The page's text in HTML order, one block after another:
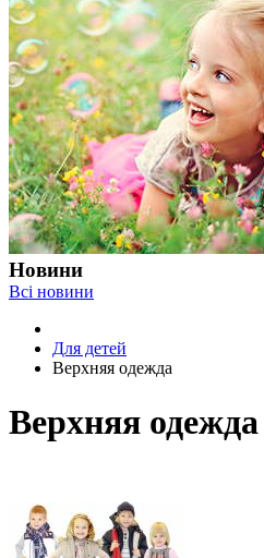
Новини
Всі новини
Для детей
Верхняя одежда
Верхняя одежда